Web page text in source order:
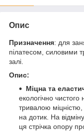
Опис
Призначення: для
пілатесом, силовими
залі.
Опис:
Міцна та
екологічно
тривалою
на дотик. На
ця стрічка опору